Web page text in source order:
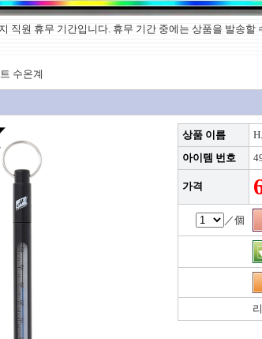
휴무 기간입니다. 휴무 기간 중에는 상품을 발송할
수온계
상품 이름
아이템 번호
가격
／個